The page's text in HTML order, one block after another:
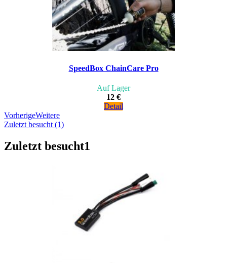
SpeedBox ChainCare Pro
Auf Lager
12 €
Detail
VorherigeWeitere
Zuletzt besucht (1)
Zuletzt besucht1